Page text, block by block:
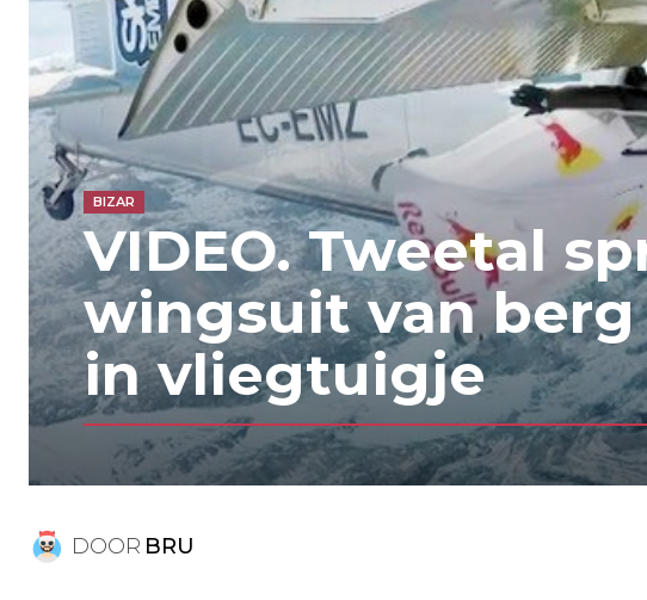
BIZAR
VIDEO. Tweetal
wingsuit van
in vliegtuigje
DOOR BRU